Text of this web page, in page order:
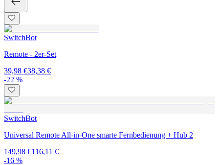
SwitchBot
Remote - 2er-Set
39,98 €38,38 €
-22 %
SwitchBot
Universal Remote All-in-One smarte Fernbedienung + Hub 2
149,98 €116,11 €
-16 %